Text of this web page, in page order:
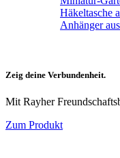
Häkeltasche
Anhänger
Zeig deine Verbundenheit.
Mit Rayher
Zum Produkt